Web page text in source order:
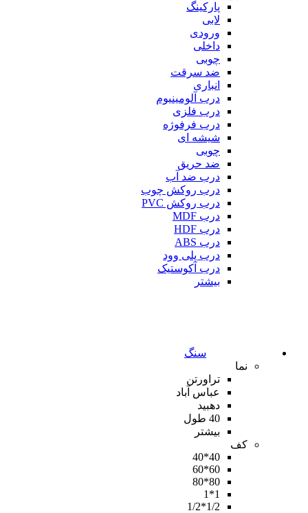
پارکینگ
لابی
ورودی
داخلی
چوبی
ضد سرقت
انباری
درب آلومینیوم
درب فلزی
درب فرفوژه
شیشه ای
چوبی
ضد حریق
درب ضد آب
درب روکش چوب
درب روکش PVC
درب MDF
درب HDF
درب ABS
درب پلی وود
درب آکوستیک
بیشتر
سنگ
نما
تراورتن
عباس آباد
دهبید
40 طول
بیشتر
کف
40*40
60*60
80*80
1*1
1/2*1/2